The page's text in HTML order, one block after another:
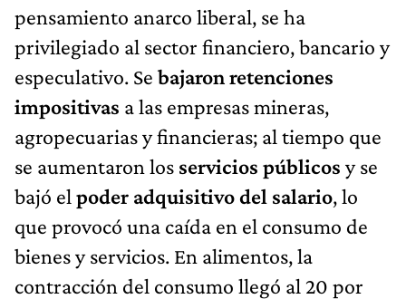
pensamiento anarco liberal, se ha
privilegiado al sector financiero, bancario y
especulativo. Se bajaron retenciones
impositivas a las empresas mineras,
agropecuarias y financieras; al tiempo que
se aumentaron los servicios públicos y se
bajó el poder adquisitivo del salario, lo
que provocó una caída en el consumo de
bienes y servicios. En alimentos, la
contracción del consumo llegó al 20 por